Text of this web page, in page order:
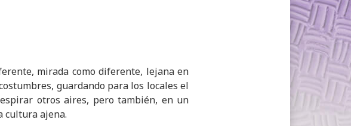
mirada como diferente, lejana en
guardando para los locales el
otros aires, pero también, en un
cultura ajena.